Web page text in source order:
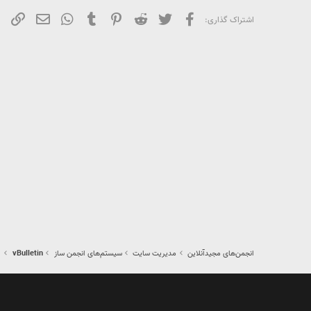
اشتراک گذاری: فیسبوک تویتر Reddit
Pinterest
Tumblr
WhatsApp
ایمیل
انجمن‌های مجیدآنلاین مدیریت سایت سیستم‌های انجمن ساز vBulletin